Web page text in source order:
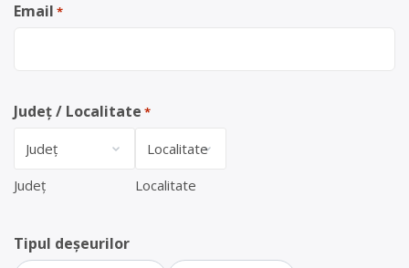
Email *
Județ / Localitate *
Județ Localitate
Tipul deșeurilor